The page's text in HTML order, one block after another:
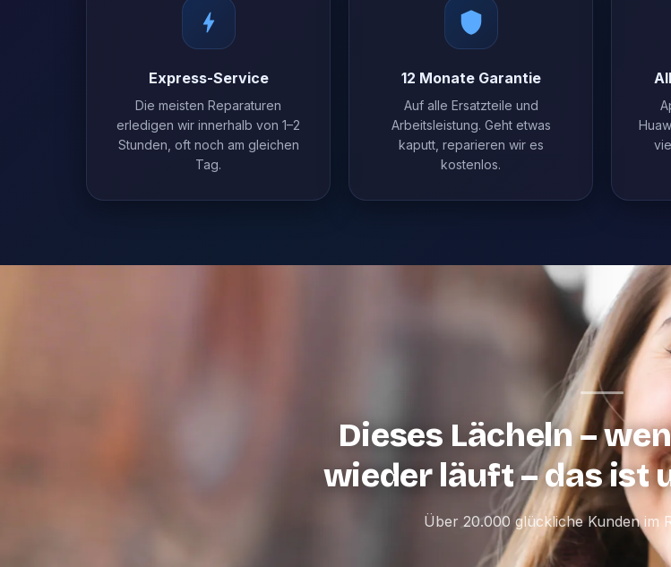
Express-Service
Die meisten Reparaturen
erledigen wir innerhalb von 1–2
Stunden, oft noch am gleichen
Tag.
12 Monate Garantie
Auf alle Ersatzteile und
Arbeitsleistung. Geht etwas
kaputt, reparieren wir es
kostenlos.
Dieses Lächeln –
wieder läuft – das ist
Über 20.000 glückliche Kunden im